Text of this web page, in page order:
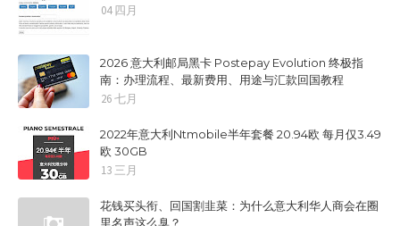
04 四月
2026 意大利邮局黑卡 Postepay Evolution 终极指
南：办理流程、最新费用、用途与汇款回国教程
26 七月
2022年意大利Ntmobile半年套餐 20.94欧 每月仅3.49
欧 30GB
13 三月
花钱买头衔、回国割韭菜：为什么意大利华人商会在圈
里名声这么臭？